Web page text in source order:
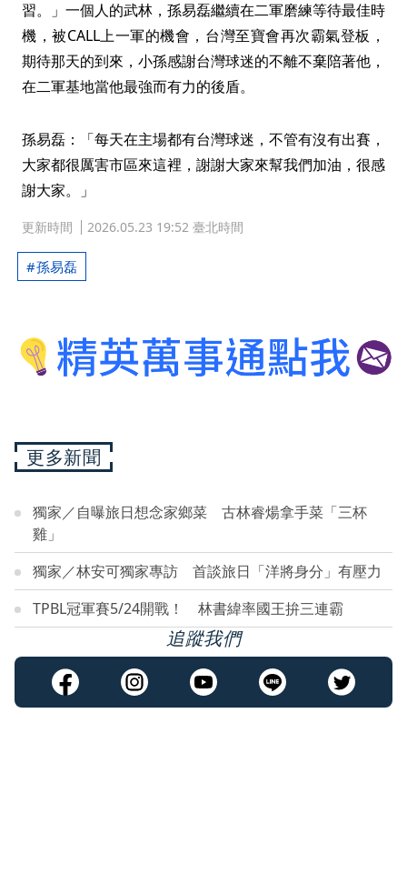
習。」一個人的武林，孫易磊繼續在二軍磨練等待最佳時
機，被CALL上一軍的機會，台灣至寶會再次霸氣登板，
期待那天的到來，小孫感謝台灣球迷的不離不棄陪著他，
在二軍基地當他最強而有力的後盾。
孫易磊：「每天在主場都有台灣球迷，不管有沒有出賽，
大家都很厲害市區來這裡，謝謝大家來幫我們加油，很感
謝大家。」
更新時間 2026.05.23 19:52 臺北時間
孫易磊
更多新聞
獨家／自曝旅日想念家鄉菜 古林睿煬拿手菜「三杯
雞」
獨家／林安可獨家專訪 首談旅日「洋將身分」有壓力
TPBL冠軍賽5/24開戰！ 林書緯率國王拚三連霸
追蹤我們